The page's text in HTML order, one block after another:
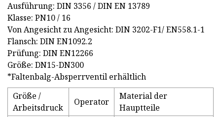
Ausführung: DIN 3356 / DIN EN 13789
Klasse: PN10 / 16
Von Angesicht zu Angesicht: DIN 3202-F1/ EN558.1-1
Flansch: DIN EN1092.2
Prüfung: DIN EN12266
Größe: DN15-DN300
*Faltenbalg-Absperrventil erhältlich
Größe /
Arbeitsdruck
Operator
Material der
Hauptteile